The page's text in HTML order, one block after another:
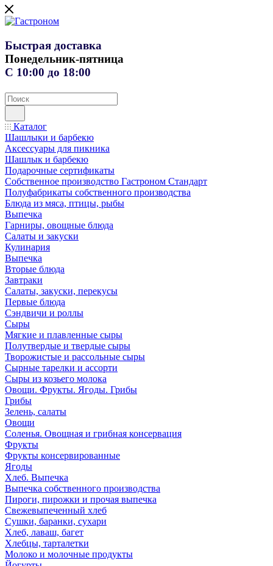
Быстрая доставка
Понедельник-пятница
С 10:00 до 18:00
Каталог
Шашлыки и барбекю
Аксессуары для пикника
Шашлык и барбекю
Подарочные сертификаты
Собственное производство Гастроном Стандарт
Полуфабрикаты собственного производства
Блюда из мяса, птицы, рыбы
Выпечка
Гарниры, овощные блюда
Салаты и закуски
Кулинария
Выпечка
Вторые блюда
Завтраки
Салаты, закуски, перекусы
Первые блюда
Сэндвичи и роллы
Сыры
Мягкие и плавленные сыры
Полутвердые и твердые сыры
Творожистые и рассольные сыры
Сырные тарелки и ассорти
Сыры из козьего молока
Овощи. Фрукты. Ягоды. Грибы
Грибы
Зелень, салаты
Овощи
Соленья. Овощная и грибная консервация
Фрукты
Фрукты консервированные
Ягоды
Хлеб. Выпечка
Выпечка собственного производства
Пироги, пирожки и прочая выпечка
Свежевыпеченный хлеб
Сушки, баранки, сухари
Хлеб, лаваш, багет
Хлебцы, тарталетки
Молоко и молочные продукты